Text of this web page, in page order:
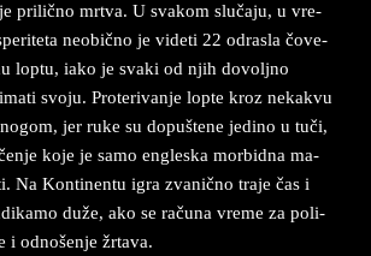
pri­lično mr­tva. U sva­kom slučaju, u vre­
ne­o­bično je vi­de­ti 22 od­ra­sla čove­
lop­tu, iako je sva­ki od njih do­vol­jno
svo­ju. Pro­te­ri­van­je lop­te kroz ne­ka­kvu
jer ruke su do­pu­šte­ne je­di­no u tuči,
koje je samo en­gle­ska morbidna ma­
Na Kon­ti­nen­tu igra zva­nično tra­je čas i
duže, ako se računa vre­me za po­li­
i odnošenje žrta­va.